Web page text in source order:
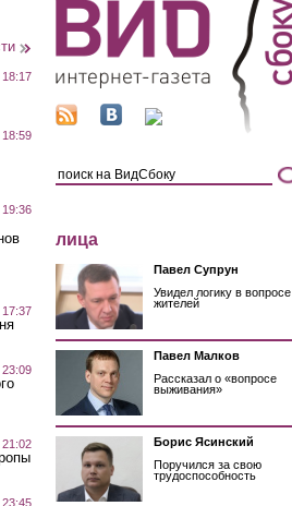
18:17
18:59
19:36
лица
Павел Супрун
Увидел логику в вопросе
жителей
Павел Малков
Рассказал о «вопросе
выживания»
Борис Ясинский
Поручился за свою
трудоспособность